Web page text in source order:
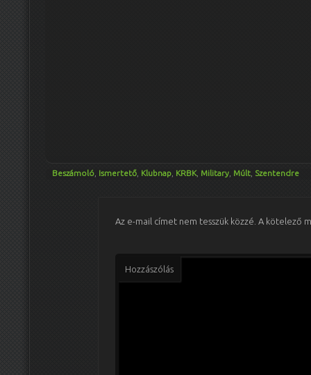
Beszámoló Ismertető Klubnap KRBK, Military Múlt Szentendre
Az e-mail címet nem tesszük közzé. A kötelező
Hozzászólás